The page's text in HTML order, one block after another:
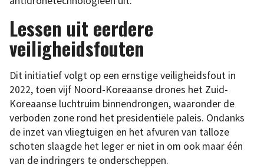
Lessen uit eerdere
veiligheidsfouten
Dit initiatief volgt op een ernstige veiligheidsfout in
2022, toen vijf Noord-Koreaanse drones het Zuid-
Koreaanse luchtruim binnendrongen, waaronder de
verboden zone rond het presidentiële paleis. Ondanks
de inzet van vliegtuigen en het afvuren van talloze
schoten slaagde het leger er niet in om ook maar één
van de indringers te onderscheppen.